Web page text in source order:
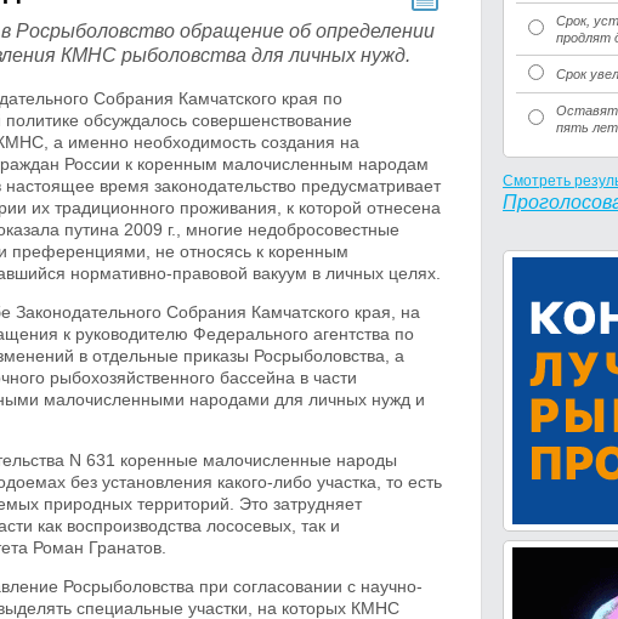
Росрыболовство обращение об определении
КМНС рыболовства для личных нужд.
Собрания Камчатского края по
обсуждалось совершенствование
а именно необходимость создания на
России к коренным малочисленным народам
время законодательство предусматривает
их традиционного проживания, к которой отнесена
путина 2009 г., многие недобросовестные
преференциями, не относясь к коренным
нормативно-правовой вакуум в личных целях.
Собрания Камчатского края, на
к руководителю Федерального агентства по
в отдельные приказы Росрыболовства, а
рыбохозяйственного бассейна в части
малочисленными народами для личных нужд и
N 631 коренные малочисленные народы
без установления какого-либо участка, то есть
природных территорий. Это затрудняет
как воспроизводства лососевых, так и
Роман Гранатов.
Росрыболовства при согласовании с научно-
специальные участки, на которых КМНС
Срок,
продлят
Срок
Оставят
пять лет
Смотреть